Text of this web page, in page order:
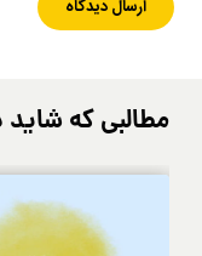
مطالبی که